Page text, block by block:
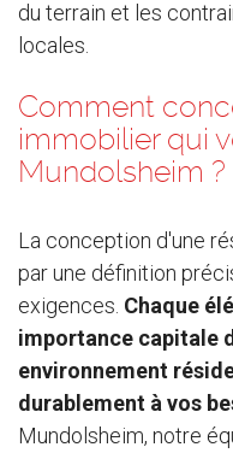
du terrain et les
locales.
Comment
immobilier qui
Mundolsheim ?
La conception d'une
par une définition
exigences. Chaque
importance capitale
environnement
durablement à vos
Mundolsheim, notre